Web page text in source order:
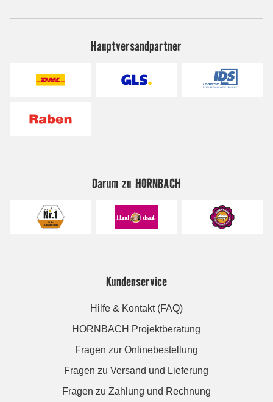
Hauptversandpartner
Darum zu HORNBACH
Kundenservice
Hilfe & Kontakt (FAQ)
HORNBACH Projektberatung
Fragen zur Onlinebestellung
Fragen zu Versand und Lieferung
Fragen zu Zahlung und Rechnung